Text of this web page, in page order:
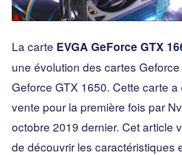
La carte EVGA GeForce GTX
une évolution des cartes
Geforce GTX 1650. Cette carte a
vente pour la première fois par
octobre 2019 dernier. Cet article
de découvrir les caractéristiques